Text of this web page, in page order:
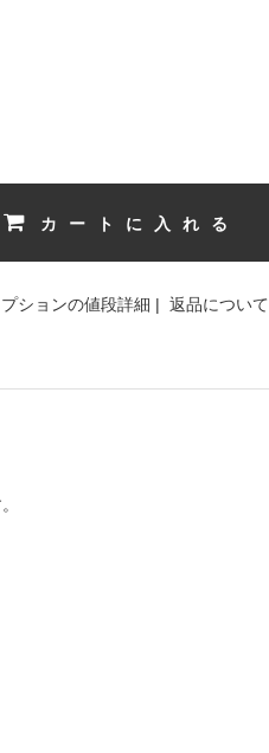
カートに入れる
ションの値段詳細 | 返品について